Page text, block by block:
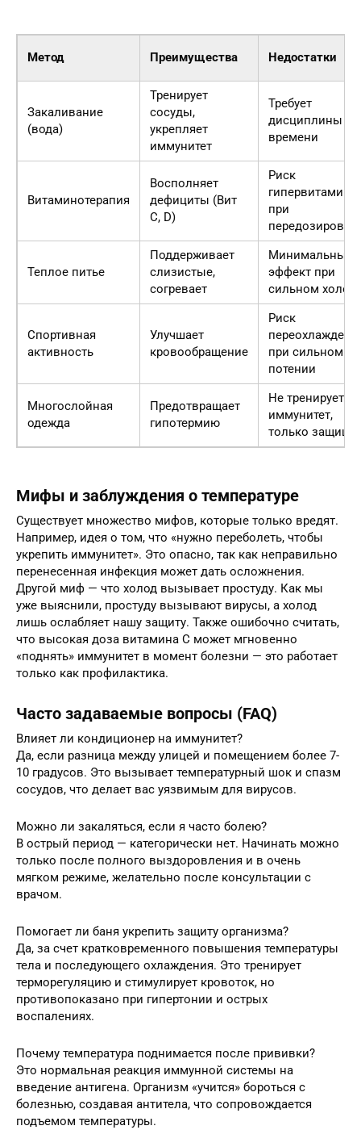
Метод Преимущества Недостатки
Закаливание
(вода)
Тренирует
сосуды,
укрепляет
иммунитет
Требует
дисциплины и
времени
Витаминотерапия
Восполняет
дефициты (Вит
C, D)
Риск
при
передозировке
Теплое питье
Поддерживает
слизистые,
согревает
Минимальный
эффект при
сильном
Спортивная
активность
Улучшает
кровообращение
Риск
при сильном
потении
Многослойная
одежда
Предотвращает
гипотермию
Не тренирует
иммунитет,
только
Мифы и заблуждения о температуре
Существует множество мифов, которые только вредят.
Например, идея о том, что «нужно переболеть, чтобы
укрепить иммунитет». Это опасно, так как неправильно
перенесенная инфекция может дать осложнения.
Другой миф — что холод вызывает простуду. Как мы
уже выяснили, простуду вызывают вирусы, а холод
лишь ослабляет нашу защиту. Также ошибочно считать,
что высокая доза витамина С может мгновенно
«поднять» иммунитет в момент болезни — это работает
только как профилактика.
Часто задаваемые вопросы (FAQ)
Влияет ли кондиционер на иммунитет?
Да, если разница между улицей и помещением более 7-
10 градусов. Это вызывает температурный шок и спазм
сосудов, что делает вас уязвимым для вирусов.
Можно ли закаляться, если я часто болею?
В острый период — категорически нет. Начинать можно
только после полного выздоровления и в очень
мягком режиме, желательно после консультации с
врачом.
Помогает ли баня укрепить защиту организма?
Да, за счет кратковременного повышения температуры
тела и последующего охлаждения. Это тренирует
терморегуляцию и стимулирует кровоток, но
противопоказано при гипертонии и острых
воспалениях.
Почему температура поднимается после прививки?
Это нормальная реакция иммунной системы на
введение антигена. Организм «учится» бороться с
болезнью, создавая антитела, что сопровождается
подъемом температуры.